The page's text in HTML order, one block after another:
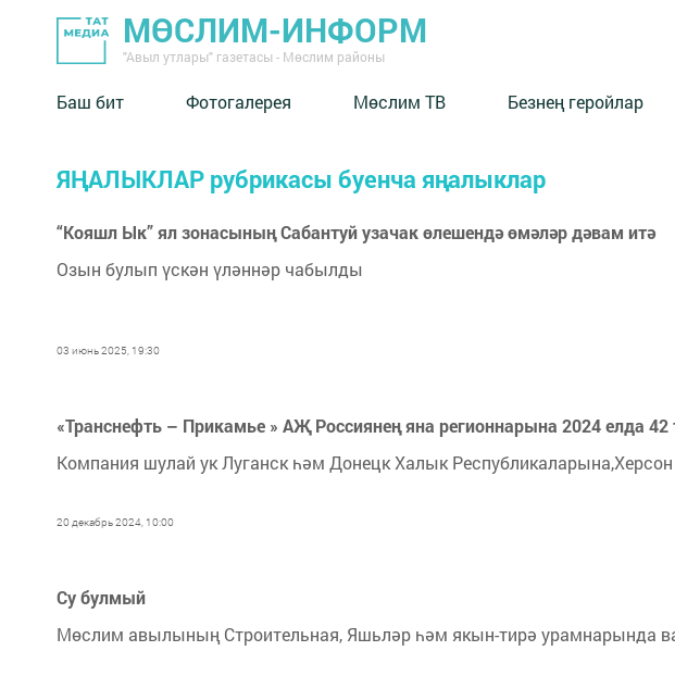
МӨСЛИМ-ИНФОРМ
"Авыл утлары" газетасы - Мөслим районы
Баш бит Фотогалерея Мөслим ТВ Безнең геройлар
ЯҢАЛЫКЛАР рубрикасы буенча яңалыклар
“Кояшл Ык” ял зонасының Сабантуй узачак өлешендә өмәләр дәвам итә
Озын булып үскән үләннәр чабылды
03 июнь 2025, 19:30
«Транснефть – Прикамье » АҖ Россиянең яна регионнарына 2024 елда
Компания шулай ук Луганск һәм Донецк Халык
20 декабрь 2024, 10:00
Су булмый
Мөслим авылының Строительная, Яшьләр һәм якын-тирә урамнарында